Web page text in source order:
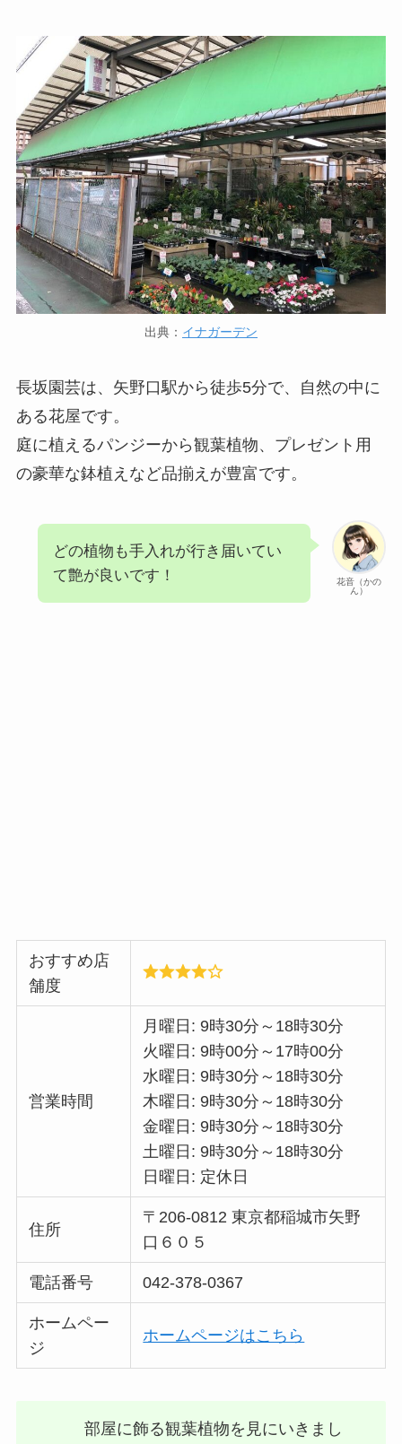
出典： イナガーデン
長坂園芸は、矢野口駅から徒歩5分で、自然の中に
ある花屋です。
庭に植えるパンジーから観葉植物、プレゼント用
の豪華な鉢植えなど品揃えが豊富です。
花音（かの
ん）
どの植物も手入れが行き届いてい
て艶が良いです！
おすすめ店
舗度
営業時間
月曜日: 9時30分～18時30分
火曜日: 9時00分～17時00分
水曜日: 9時30分～18時30分
木曜日: 9時30分～18時30分
金曜日: 9時30分～18時30分
土曜日: 9時30分～18時30分
日曜日: 定休日
住所
〒206-0812 東京都稲城市矢野
口６０５
電話番号 042-378-0367
ホームペー
ジ
ホームページはこちら
部屋に飾る観葉植物を見にいきまし